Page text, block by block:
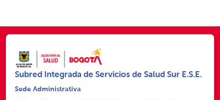
Subred Integrada de Servicios de Salud Sur E.S.E.
Sede Administrativa